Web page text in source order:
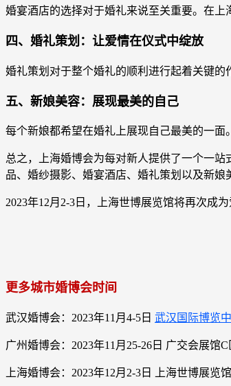
婚宴酒店的选择对于婚礼来说至关重要。在上
四、婚礼策划：让爱情在仪式中绽放
婚礼策划对于整个婚礼的顺利进行起着关键
五、新娘美容：展现最美的自己
每个新娘都希望在婚礼上展现自己最美的一
总之，上海婚博会为每对新人提供了一个一
品、婚纱摄影、婚宴酒店、婚礼策划以及新
2023年12月2-3日，上海世博展览馆将再次成
更多城市婚博会时间
武汉婚博会：2023年11月4-5日 武汉国际博览
广州婚博会：2023年11月25-26日 广交会展馆C
上海婚博会：2023年12月2-3日 上海世博展览馆